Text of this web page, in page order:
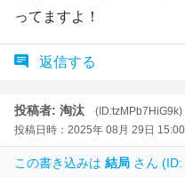
ってますよ！
返信する
投稿者: 淘汰
(ID:tzMPb7HiG9k)
投稿日時：2025年 08月 29日 15:00
この書き込みは 結局 さん